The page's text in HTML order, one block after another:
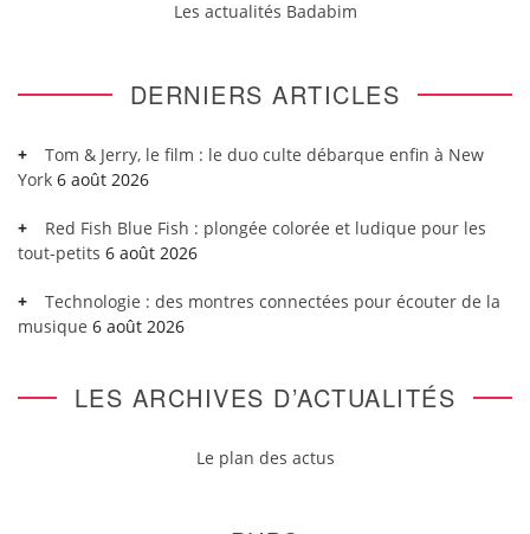
Les actualités Badabim
DERNIERS ARTICLES
Tom & Jerry, le film : le duo culte débarque enfin à New
York 6 août 2026
Red Fish Blue Fish : plongée colorée et ludique pour les
tout-petits 6 août 2026
Technologie : des montres connectées pour écouter de la
musique 6 août 2026
LES ARCHIVES D’ACTUALITÉS
Le plan des actus